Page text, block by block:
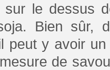
sur le dessus
Bien sûr,
peut y avoir
de